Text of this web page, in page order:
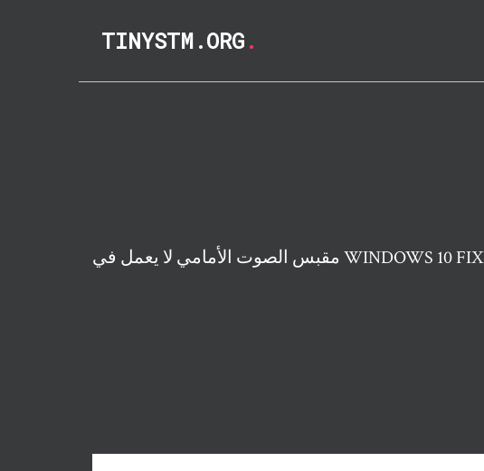
TINYSTM.ORG.
مقبس الصوت الأمامي لا يعمل في WINDOWS 10 FIX